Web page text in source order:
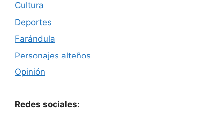
Cultura
Deportes
Farándula
Personajes alteños
Opinión
Redes sociales: